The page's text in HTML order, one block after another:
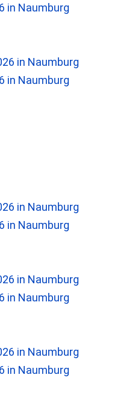
in Naumburg
in Naumburg
in Naumburg
in Naumburg
in Naumburg